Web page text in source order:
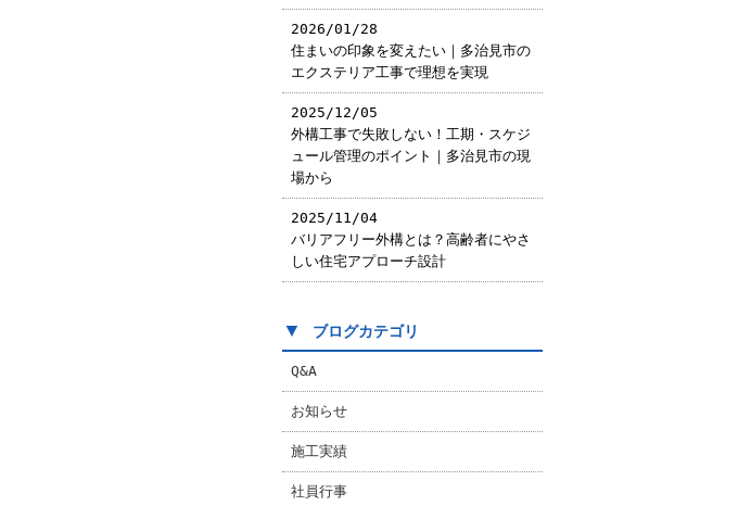
2026/01/28
住まいの印象を変えたい｜多治見市の
エクステリア工事で理想を実現
2025/12/05
外構工事で失敗しない！工期・スケジ
ュール管理のポイント｜多治見市の現
場から
2025/11/04
バリアフリー外構とは？高齢者にやさ
しい住宅アプローチ設計
▼ ブログカテゴリ
Q&A
お知らせ
施工実績
社員行事